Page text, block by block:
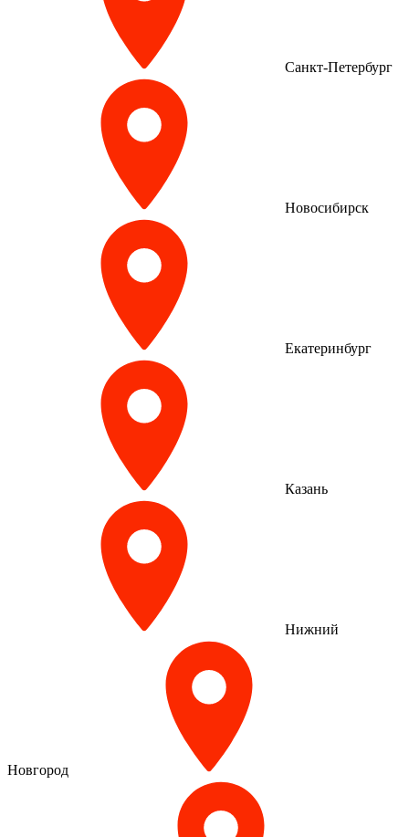
Санкт-Петербург
Новосибирск
Екатеринбург
Казань
Нижний
Новгород